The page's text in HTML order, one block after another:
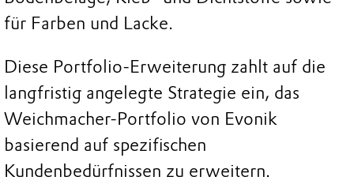
für Farben und Lacke.
Diese Portfolio-Erweiterung zahlt auf die
langfristig angelegte Strategie ein, das
Weichmacher-Portfolio von Evonik
basierend auf spezifischen
Kundenbedürfnissen zu erweitern.